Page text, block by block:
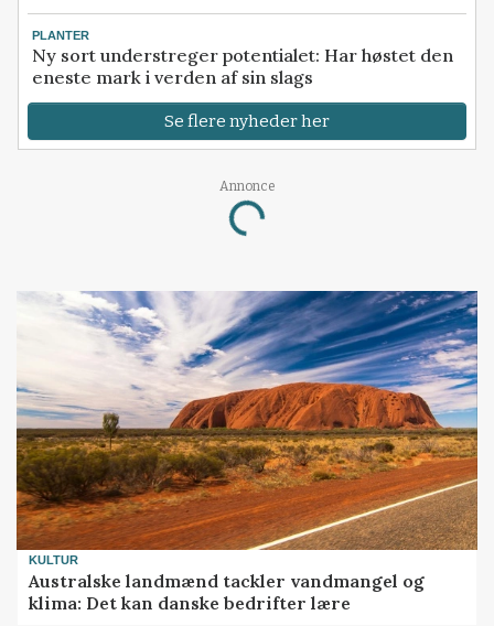
PLANTER
Ny sort understreger potentialet: Har høstet den
eneste mark i verden af sin slags
Se flere nyheder her
Annonce
Loading...
KULTUR
Australske landmænd tackler vandmangel og
klima: Det kan danske bedrifter lære